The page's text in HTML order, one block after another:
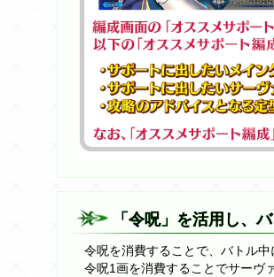
「令呪」を活用し、
令呪を消費することで、バトル
令呪1画を消費することでサーヴ